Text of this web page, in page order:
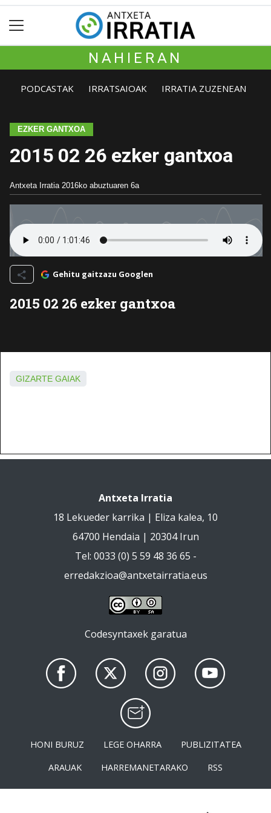
NAHIERAN
PODCASTAK IRRATSAIOAK IRRATIA ZUZENEAN
EZKER GANTXOA
2015 02 26 ezker gantxoa
Antxeta Irratia 2016ko abuztuaren 6a
Gehitu gaitzazu Googlen
2015 02 26 ezker gantxoa
GIZARTE GAIAK
Antxeta Irratia
18 Lekueder karrika | Eliza kalea, 10
64700 Hendaia | 20304 Irun
Tel: 0033 (0) 5 59 48 36 65 -
erredakzioa@antxetairratia.eus
Codesyntaxek garatua
HONI BURUZ LEGE OHARRA
PUBLIZITATEA
ARAUAK
HARREMANETARAKO RSS